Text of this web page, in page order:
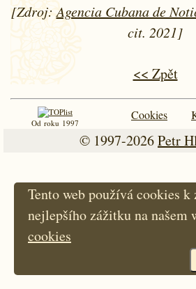
[Zdroj: Agencia Cubana de
cit. 2021]
<< Zpět
Od roku 1997
Cookies
© 1997-2026Petr
Tento web používá cookies
nejlepšího zážitku na našem
cookies